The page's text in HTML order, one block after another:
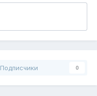
Подписчики 0